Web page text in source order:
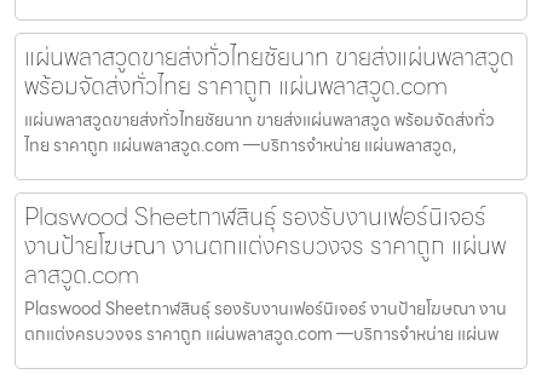
แผ่นพลาสวูดขายส่งทั่วไทยชัยนาท ขายส่งแผ่นพลาสวูด
พร้อมจัดส่งทั่วไทย ราคาถูก แผ่นพลาสวูด.com
แผ่นพลาสวูดขายส่งทั่วไทยชัยนาท ขายส่งแผ่นพลาสวูด พร้อมจัดส่งทั่ว
ไทย ราคาถูก แผ่นพลาสวูด.com —บริการจำหน่าย แผ่นพลาสวูด,
Plaswood Sheetกาฬสินธุ์ รองรับงานเฟอร์นิเจอร์
งานป้ายโฆษณา งานตกแต่งครบวงจร ราคาถูก แผ่นพ
ลาสวูด.com
Plaswood Sheetกาฬสินธุ์ รองรับงานเฟอร์นิเจอร์ งานป้ายโฆษณา งาน
ตกแต่งครบวงจร ราคาถูก แผ่นพลาสวูด.com —บริการจำหน่าย แผ่นพ